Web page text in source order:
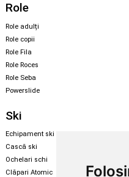
Role
Role adulți
Role copii
Role Fila
Role Roces
Role Seba
Powerslide
Ski
Echipament ski
Cască ski
Ochelari schi
Clăpari Atomic